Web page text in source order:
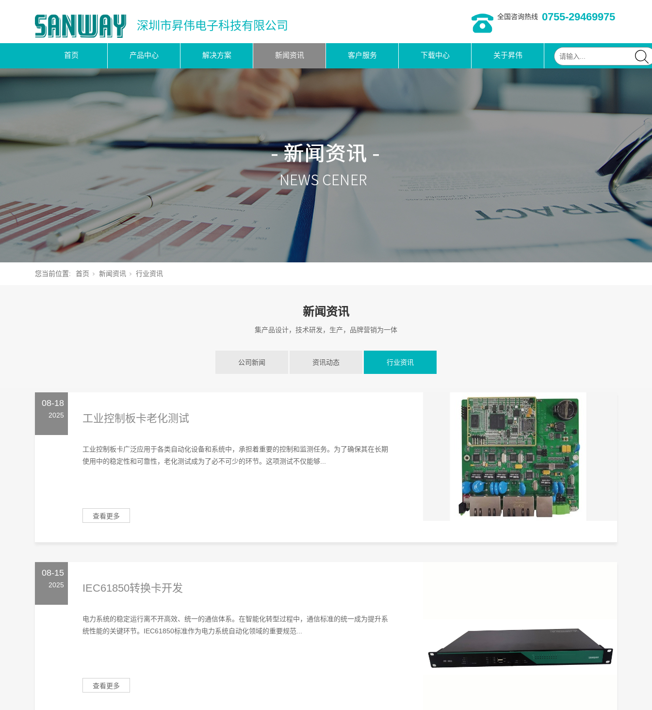
深圳市昇伟电子科技有限公司
全国咨询热线 0755-29469975
首页 产品中心 解决方案 新闻资讯 客户服务 下载中心 关于昇伟
您当前位置: 首页 新闻资讯 行业资讯
新闻资讯
集产品设计，技术研发，生产，品牌营销为一体
公司新闻 资讯动态 行业资讯
08-18
2025 工业控制板卡老化测试
工业控制板卡广泛应用于各类自动化设备和系统中，承担着重要的控制和监测任务。为了确保其在长期
使用中的稳定性和可靠性，老化测试成为了必不可少的环节。这项测试不仅能够...
查看更多
08-15
2025 IEC61850转换卡开发
电力系统的稳定运行离不开高效、统一的通信体系。在智能化转型过程中，通信标准的统一成为提升系
统性能的关键环节。IEC61850标准作为电力系统自动化领域的重要规范...
查看更多